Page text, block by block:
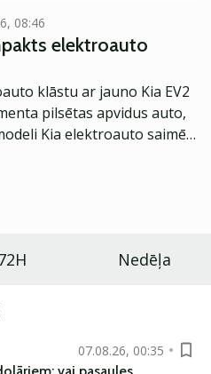
08:46
elektroauto
klāstu ar jauno Kia EV2
pilsētas apvidus auto,
Kia elektroauto saimē
Nedēļa
07.08.26, 00:35